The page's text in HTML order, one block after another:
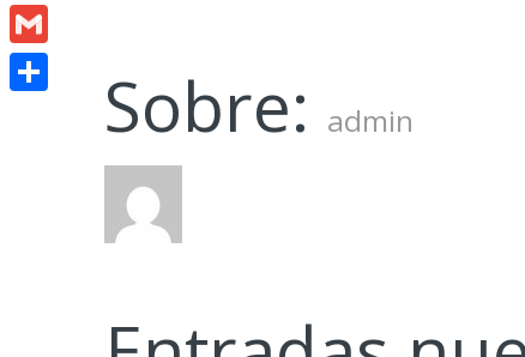
Sobre: admin
WhatsApp
Gmail